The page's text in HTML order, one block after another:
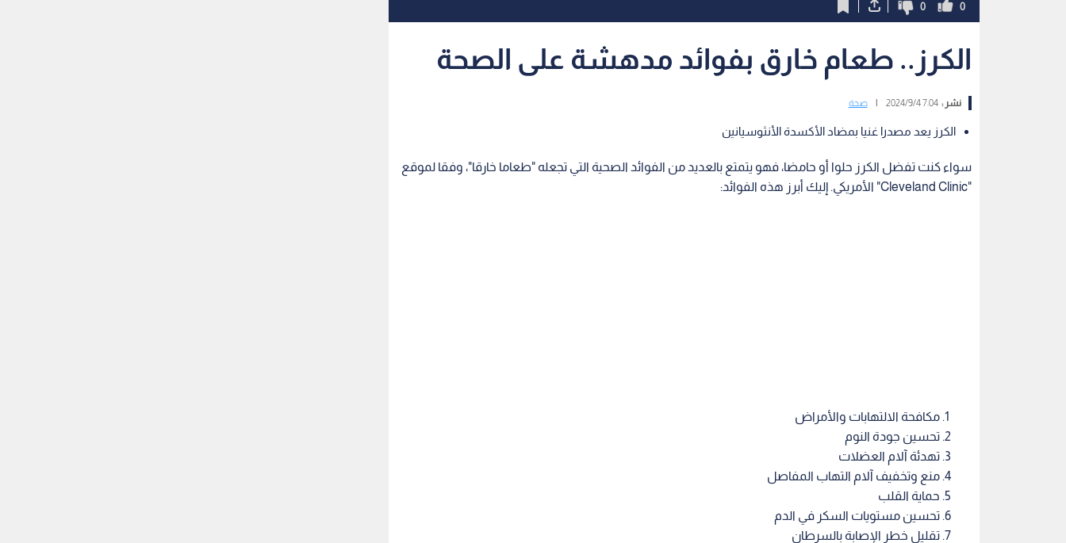
0
0
الكرز.. طعام خارق بفوائد مدهشة على الصحة
نشر :7:04 2024/9/4 صحة
الكرز يعد مصدرا غنيا بمضاد الأكسدة الأنثوسيانين
سواء كنت تفضل الكرز حلوا أو حامضا، فهو يتمتع بالعديد من الفوائد الصحية التي تجعله "طعاما خارقا"، وفقا لموقع
"Cleveland Clinic" الأمريكي. إليك أبرز هذه الفوائد:
مكافحة الالتهابات والأمراض
تحسين جودة النوم
تهدئة آلام العضلات
منع وتخفيف آلام التهاب المفاصل
حماية القلب
تحسين مستويات السكر في الدم
تقليل خطر الإصابة بالسرطان